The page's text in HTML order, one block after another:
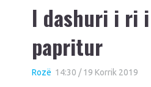
I dashuri i ri
papritur
Rozë 14:30 / 19 Korrik 2019